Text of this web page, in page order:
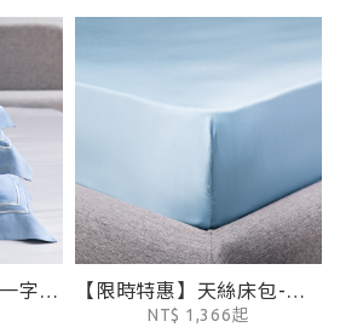
【限時特惠】天絲雙一字繡枕套2入-迷霧藍 【限時特惠】天絲床包-迷霧藍
NT$ 1,366起